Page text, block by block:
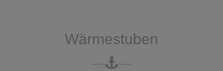
Wärmestuben
~~~ ~~~